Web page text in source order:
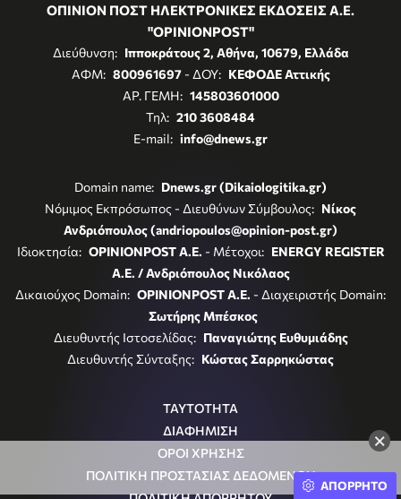
×
ΟΠΙΝΙΟΝ ΠΟΣΤ ΗΛΕΚΤΡΟΝΙΚΕΣ ΕΚΔΟΣΕΙΣ Α.Ε.
"OPINIONPOST"
Διεύθυνση: Ιπποκράτους 2, Αθήνα, 10679, Ελλάδα
ΑΦΜ: 800961697- ΔΟΥ: ΚΕΦΟΔΕ Αττικής
ΑΡ. ΓΕΜΗ: 145803601000
Τηλ: 210 3608484
E-mail: info@dnews.gr
Domain name: Dnews.gr (Dikaiologitika.gr)
Νόμιμος Εκπρόσωπος - Διευθύνων Σύμβουλος: Νίκος
Ανδριόπουλος (andriopoulos@opinion-post.gr)
Ιδιοκτησία: OPINIONPOST A.E. - Μέτοχοι: ENERGY REGISTER
Α.Ε. / Ανδριόπουλος Νικόλαος
Δικαιούχος Domain: OPINIONPOST A.E. - Διαχειριστής Domain:
Σωτήρης Μπέσκος
Διευθυντής Ιστοσελίδας: Παναγιώτης Ευθυμιάδης
Διευθυντής Σύνταξης: Κώστας Σαρρηκώστας
ΤΑΥΤΟΤΗΤΑ
ΔΙΑΦΗΜΙΣΗ
ΟΡΟΙ ΧΡΗΣΗΣ
ΠΟΛΙΤΙΚΗ ΠΡΟΣΤΑΣΙΑΣ ΔΕΔΟΜΕΝΩΝ
ΑΠΟΡΡΗΤΟ